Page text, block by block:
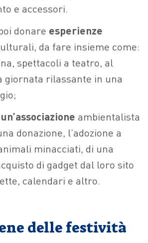
e accessori.
donare esperienze
da fare insieme come:
spettacoli a teatro, al
giornata rilassante in una
ambientalista
donazione, l’adozione a
minacciati, di una
di gadget dal loro sito
calendari e altro.
delle festività